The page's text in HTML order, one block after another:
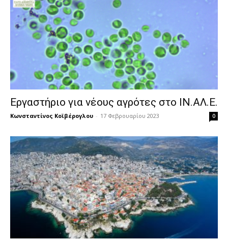
Εργαστήριο για νέους αγρότες στο ΙΝ.ΑΛ.Ε.
Κωνσταντίνος Κοϊβέρογλου - 17 Φεβρουαρίου 2023 0